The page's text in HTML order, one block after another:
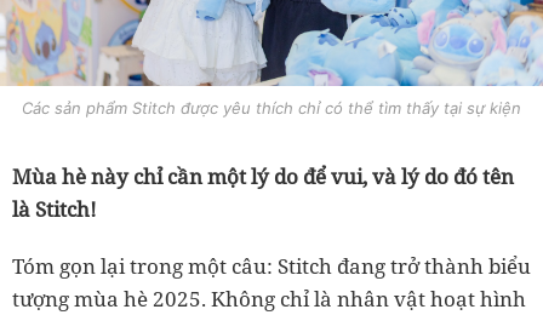
Các sản phẩm Stitch được yêu thích chỉ có thể tìm thấy tại sự kiện
Mùa hè này chỉ cần một lý do để vui, và lý do đó tên
là Stitch!
Tóm gọn lại trong một câu: Stitch đang trở thành biểu
tượng mùa hè 2025. Không chỉ là nhân vật hoạt hình